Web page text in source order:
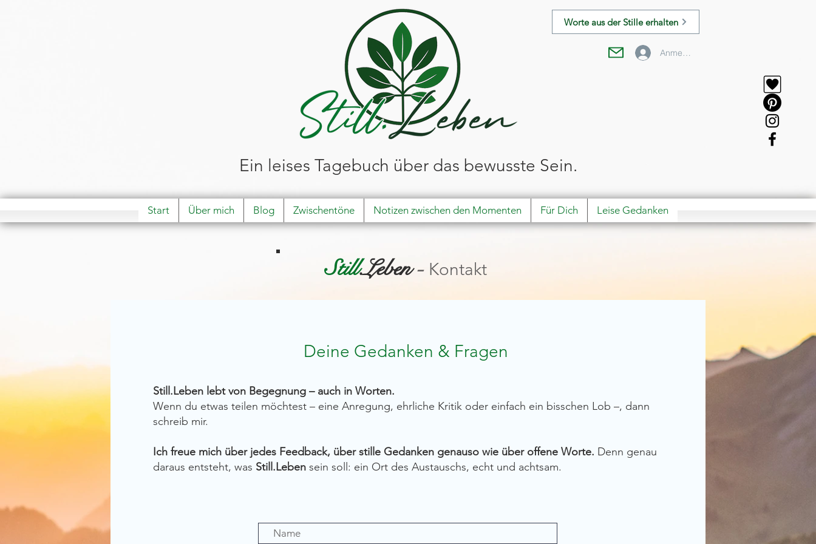
Worte aus der Stille erhalten
Anmelden
Ein leises Tagebuch über das bewusste Sein.
Start Über mich Blog Zwischentöne Notizen zwischen den Momenten Für Dich Leise Gedanken
Still.Leben- Kontakt
Deine Gedanken & Fragen
Still.Leben lebt von Begegnung – auch in Worten.
Wenn du etwas teilen möchtest – eine Anregung, ehrliche Kritik oder einfach ein bisschen Lob –, dann
schreib mir.
Ich freue mich über jedes Feedback, über stille Gedanken genauso wie über offene Worte. Denn genau
daraus entsteht, was Still.Leben sein soll: ein Ort des Austauschs, echt und achtsam.